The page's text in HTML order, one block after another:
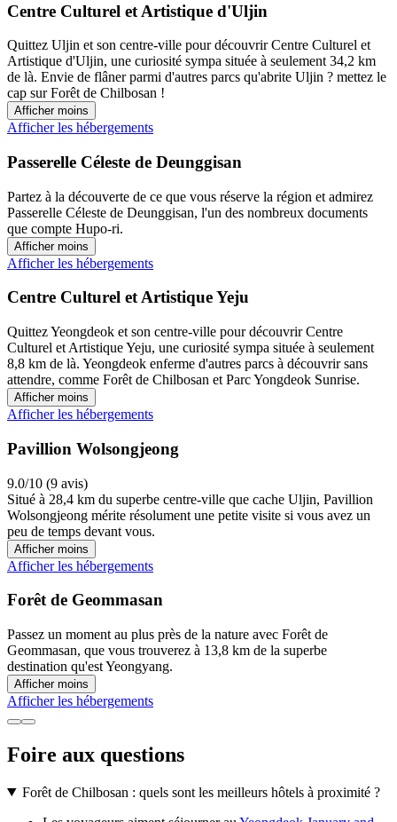
Centre Culturel et Artistique d'Uljin
Quittez Uljin et son centre-ville pour découvrir Centre Culturel et
Artistique d'Uljin, une curiosité sympa située à seulement 34,2 km
de là. Envie de flâner parmi d'autres parcs qu'abrite Uljin ? mettez le
cap sur Forêt de Chilbosan !
Afficher moins
Afficher les hébergements
Passerelle Céleste de Deunggisan
Partez à la découverte de ce que vous réserve la région et admirez
Passerelle Céleste de Deunggisan, l'un des nombreux documents
que compte Hupo-ri.
Afficher moins
Afficher les hébergements
Centre Culturel et Artistique Yeju
Quittez Yeongdeok et son centre-ville pour découvrir Centre
Culturel et Artistique Yeju, une curiosité sympa située à seulement
8,8 km de là. Yeongdeok enferme d'autres parcs à découvrir sans
attendre, comme Forêt de Chilbosan et Parc Yongdeok Sunrise.
Afficher moins
Afficher les hébergements
Pavillion Wolsongjeong
9.0/10 (9 avis)
Situé à 28,4 km du superbe centre-ville que cache Uljin, Pavillion
Wolsongjeong mérite résolument une petite visite si vous avez un
peu de temps devant vous.
Afficher moins
Afficher les hébergements
Forêt de Geommasan
Passez un moment au plus près de la nature avec Forêt de
Geommasan, que vous trouverez à 13,8 km de la superbe
destination qu'est Yeongyang.
Afficher moins
Afficher les hébergements
Foire aux questions
Forêt de Chilbosan : quels sont les meilleurs hôtels à proximité ?